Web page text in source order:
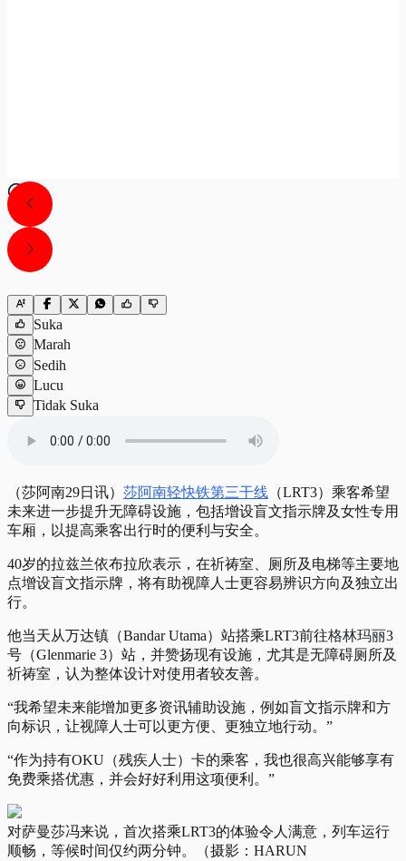
Suka
Marah
Sedih
Lucu
Tidak Suka
（莎阿南29日讯） 莎阿南轻快铁第三干线 （LRT3）乘客希望
未来进一步提升无障碍设施，包括增设盲文指示牌及女性专用
车厢，以提高乘客出行时的便利与安全。
40岁的拉兹兰依布拉欣表示，在祈祷室、厕所及电梯等主要地
点增设盲文指示牌，将有助视障人士更容易辨识方向及独立出
行。
他当天从万达镇（Bandar Utama）站搭乘LRT3前往格林玛丽3
号（Glenmarie 3）站，并赞扬现有设施，尤其是无障碍厕所及
祈祷室，认为整体设计对使用者较友善。
“我希望未来能增加更多资讯辅助设施，例如盲文指示牌和方
向标识，让视障人士可以更方便、更独立地行动。”
“作为持有OKU（残疾人士）卡的乘客，我也很高兴能够享有
免费乘搭优惠，并会好好利用这项便利。”
对萨曼莎冯来说，首次搭乘LRT3的体验令人满意，列车运行
顺畅，等候时间仅约两分钟。（摄影：HARUN